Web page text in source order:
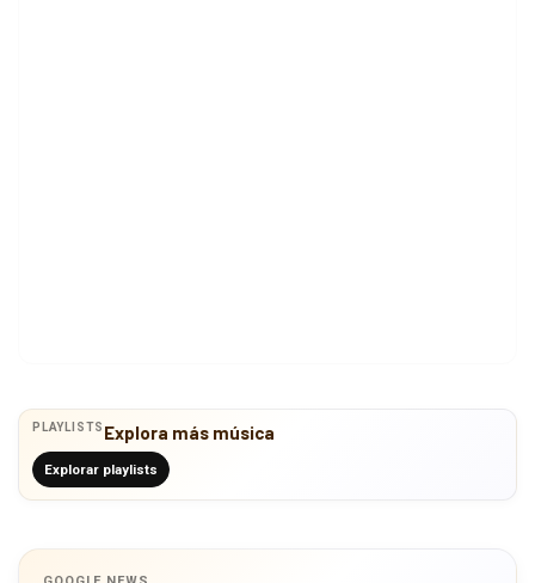
PLAYLISTS Explora más música
Explorar playlists